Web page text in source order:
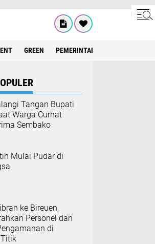
GREEN PEMERINTAH ACEH
Tangan Bupati
Warga Curhat
Sembako
Mulai Pudar di
ke Bireuen,
Personel dan
di